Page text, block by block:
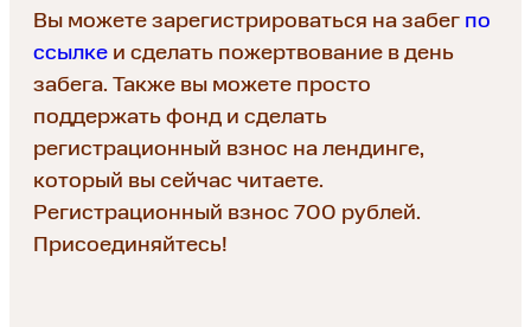
Вы можете зарегистрироваться на забег по
ссылке и сделать пожертвование в день
забега. Также вы можете просто
поддержать фонд и сделать
регистрационный взнос на лендинге,
который вы сейчас читаете.
Регистрационный взнос 700 рублей.
Присоединяйтесь!